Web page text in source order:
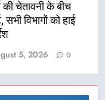
की चेतावनी के बीच
विभागों को हाई
5, 2026 0